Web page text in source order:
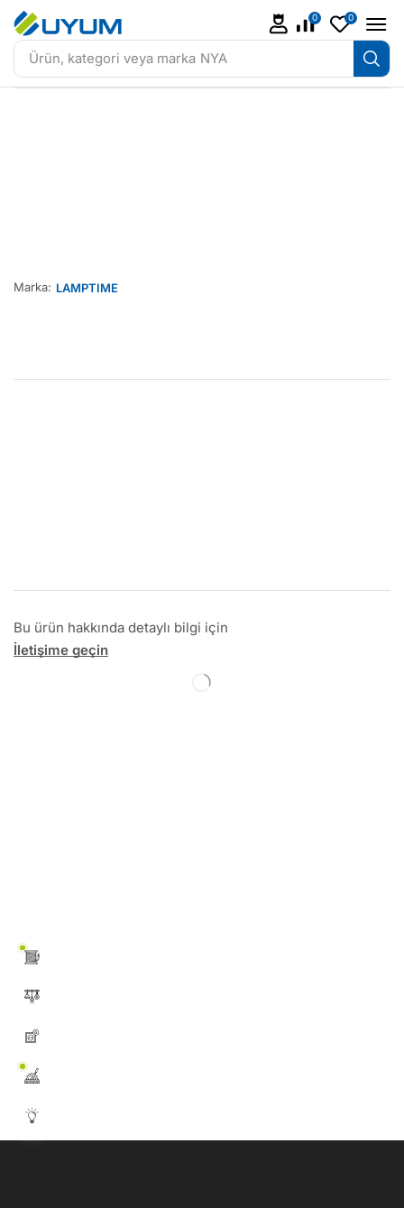
Ürün, kategori veya marka NYA
0 0
Marka: LAMPTIME
Bu ürün hakkında detaylı bilgi için
İletişime geçin